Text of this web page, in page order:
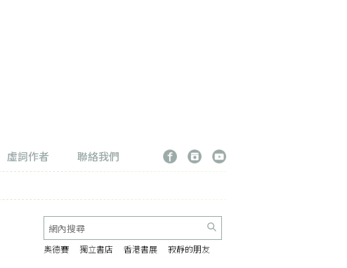
虛詞作者
聯絡我們
奧德賽 獨立書店 香港書展 寂靜的朋友